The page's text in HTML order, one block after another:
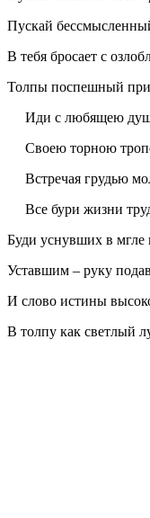
Пускай
В тебя бросает с
Толпы поспешный
Иди с любящею
Своею торною
Встречая грудью
Все бури жизни
Буди уснувших в мгле
Уставшим – руку
И слово истины
В толпу как светлый